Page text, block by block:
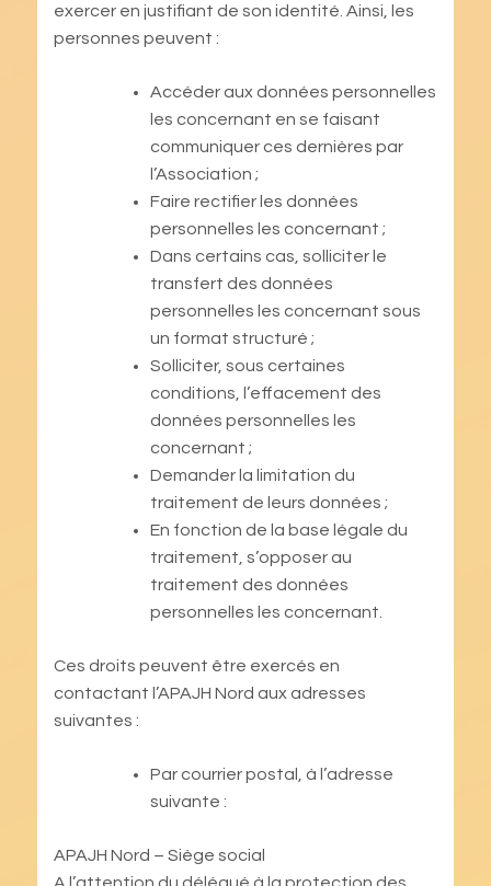
exercer en justifiant de son identité. Ainsi, les
personnes peuvent :
Accéder aux données personnelles
les concernant en se faisant
communiquer ces dernières par
l’Association ;
Faire rectifier les données
personnelles les concernant ;
Dans certains cas, solliciter le
transfert des données
personnelles les concernant sous
un format structuré ;
Solliciter, sous certaines
conditions, l’effacement des
données personnelles les
concernant ;
Demander la limitation du
traitement de leurs données ;
En fonction de la base légale du
traitement, s’opposer au
traitement des données
personnelles les concernant.
Ces droits peuvent être exercés en
contactant l’APAJH Nord aux adresses
suivantes :
Par courrier postal, à l’adresse
suivante :
APAJH Nord – Siège social
A l’attention du délégué à la protection des